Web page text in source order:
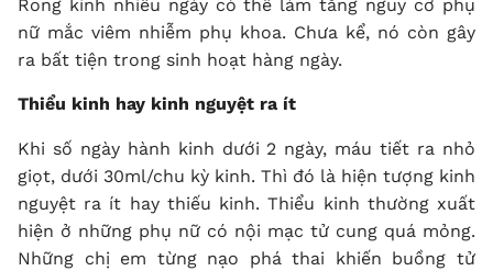
Rong kinh nhiều ngày có thể làm tăng nguy cơ phụ
nữ mắc viêm nhiễm phụ khoa. Chưa kể, nó còn gây
ra bất tiện trong sinh hoạt hàng ngày.
Thiểu kinh hay kinh nguyệt ra ít
Khi số ngày hành kinh dưới 2 ngày, máu tiết ra nhỏ
giọt, dưới 30ml/chu kỳ kinh. Thì đó là hiện tượng kinh
nguyệt ra ít hay thiếu kinh. Thiểu kinh thường xuất
hiện ở những phụ nữ có nội mạc tử cung quá mỏng.
Những chị em từng nạo phá thai khiến buồng tử